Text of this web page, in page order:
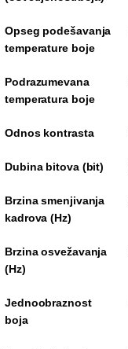
Opseg podešavanja
temperature boje
Podrazumevana
temperatura boje
Odnos kontrasta
Dubina bitova (bit)
Brzina smenjivanja
kadrova (Hz)
Brzina osvežavanja
(Hz)
Jednoobraznost
boja